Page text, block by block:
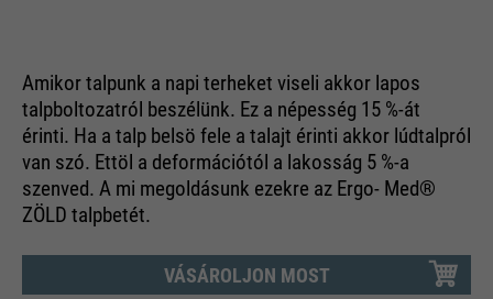
Amikor talpunk a napi terheket viseli akkor lapos
talpboltozatról beszélünk. Ez a népesség 15 %-át
érinti. Ha a talp belsö fele a talajt érinti akkor lúdtalpról
van szó. Ettöl a deformációtól a lakosság 5 %-a
szenved. A mi megoldásunk ezekre az Ergo- Med®
ZÖLD talpbetét.
VÁSÁROLJON MOST